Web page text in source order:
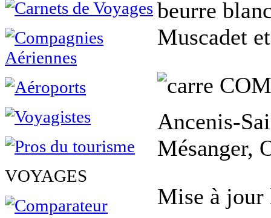
VOYAGES
beurre
Muscadet
Ancenis-
Mésanger,
Mise à jour